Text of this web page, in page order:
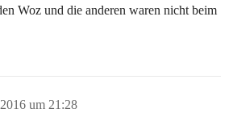
Woz und die anderen waren nicht beim
um 21:28